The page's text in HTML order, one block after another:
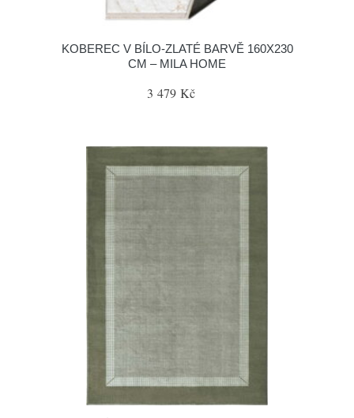
KOBEREC V BÍLO-ZLATÉ BARVĚ 160X230
CM – MILA HOME
3 479 Kč